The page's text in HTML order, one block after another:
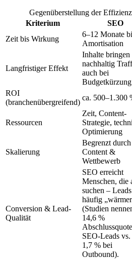
Gegenüberstellung der
Kriterium
SEO
Zeit bis Wirkung
6–12 Monate
Amortisation
Langfristiger Effekt
Inhalte bringen
nachhaltig
auch bei
Budgetkürzung
ROI
(branchenübergreifend)
ca. 500–1.300
Ressourcen
Zeit, Content-
Strategie,
Optimierung
Skalierung
Begrenzt durch
Content &
Wettbewerb
Conversion & Lead-
Qualität
SEO erreicht
Menschen, die
suchen –
häufig
(Studien
14,6 %
SEO-Leads vs.
1,7 % bei
Outbound).